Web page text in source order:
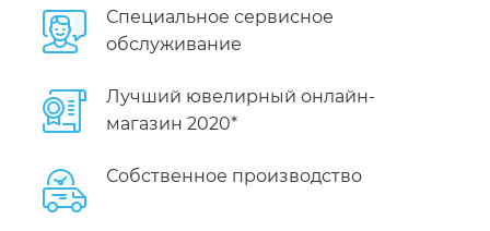
Специальное сервисное
обслуживание
Лучший ювелирный онлайн-
магазин 2020*
Собственное производство